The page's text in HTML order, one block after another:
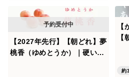
【2027年先行】【朝どれ】夢
桃香（ゆめとうか）｜硬い桃
【
玉
約